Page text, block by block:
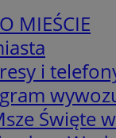
MIEŚCIE
i
Święte